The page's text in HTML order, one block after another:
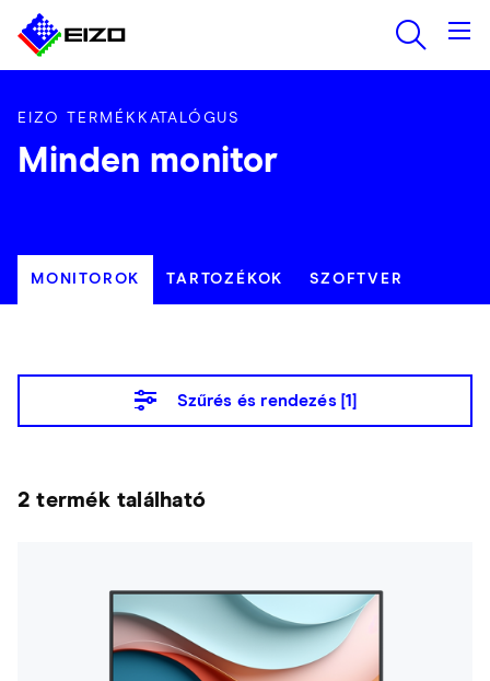
EIZO TERMÉKKATALÓGUS
Minden monitor
MONITOROK TARTOZÉKOK SZOFTVER
Szűrés és rendezés [1]
2 termék található